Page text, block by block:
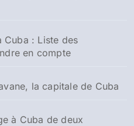
Cuba : Liste des
en compte
la capitale de Cuba
à Cuba de deux